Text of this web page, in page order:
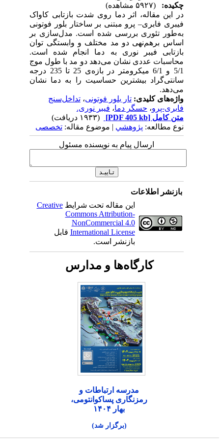
چکیده:
در این مقاله، اثر دما روی شدت بازتابی کاواک
فیبری فابری– پرو مبتنی بر ساختار بلور فوتونی
به‌طور تئوری بررسی شده است. مدل‌سازی بر
اساس برهم‌نهی دو مد مختلف و وابستگی توان
بازتابی فیبر نوری به دما انجام شده است.
محاسبات عددی نشان می‌دهد دو مد با طول موج
5/1 و 6/1 میکرومتر در بازه‌ی 25 تا 235 درجه
سانتی‌گراد بیشترین حساسیت را به دما نشان
می‌دهد.
واژه‌های کلیدی:تار بلور فوتونی،تداخل‌سنج
فابری-پرو ،حسگر دما،فیبر نوری.
متن کامل[PDF 405 kb]
نوع مطالعه:پژوهشي| موضوع مقاله:تخصصی
ارسال پیام به نویسنده مسئول
بازنشر اطلاعات
این مقاله تحت شرایطCreative
Commons Attribution-
NonCommercial 4.0
International Licenseقابل
بازنشر است.
کارگاه‌ها و مدارس
مدرسه ارتباطات و
رمزنگاری پساکوانتومی،
بهار ۱۴۰۴
(برگزار شد)